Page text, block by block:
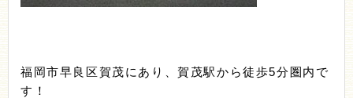
福岡市早良区賀茂にあり、賀茂駅から徒歩5分圏内で
す！